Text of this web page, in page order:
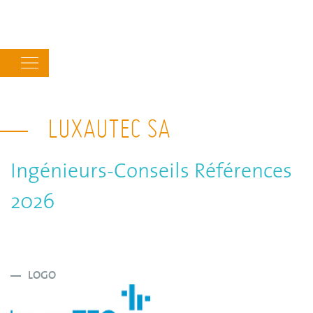
navigation
LUXAUTEC SA
Ingénieurs-Conseils Références
2026
LOGO